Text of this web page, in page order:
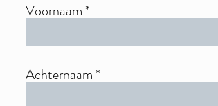
Voornaam
Achternaam